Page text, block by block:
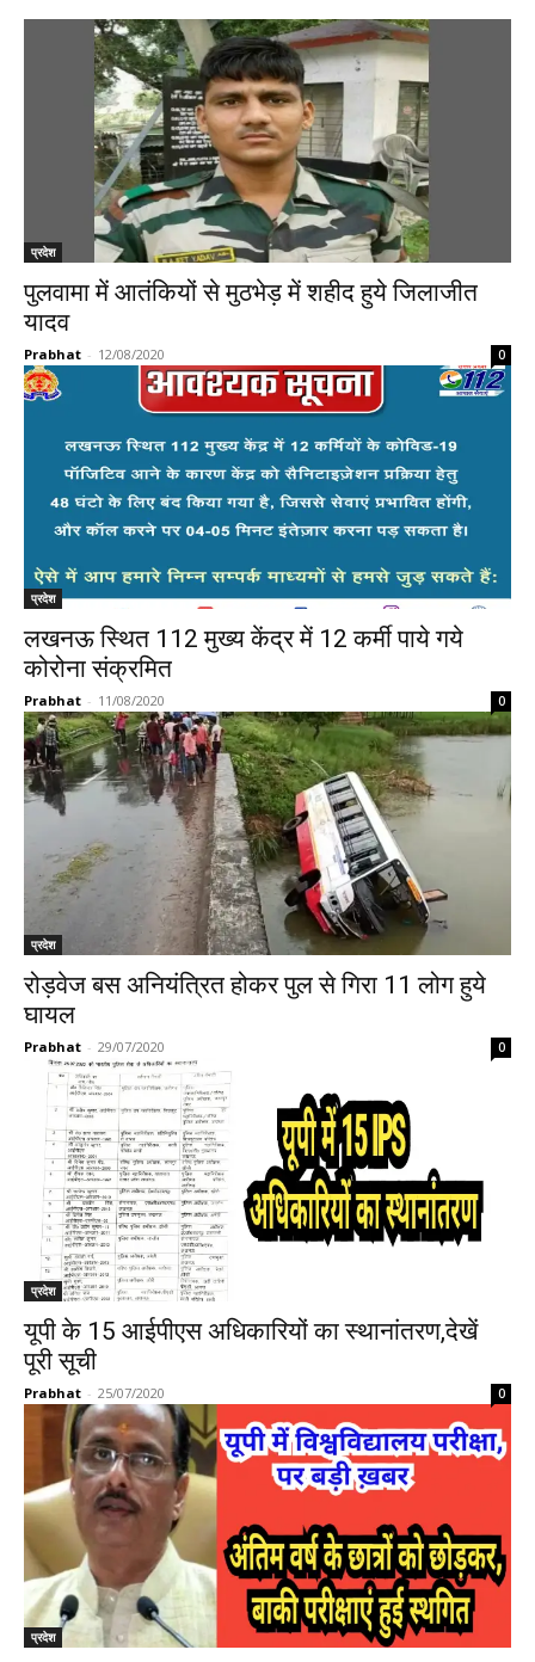
प्रदेश
पुलवामा में आतंकियों से मुठभेड़ में शहीद हुये जिलाजीत
यादव
Prabhat - 12/08/2020 0
प्रदेश
लखनऊ स्थित 112 मुख्य केंद्र में 12 कर्मी पाये गये
कोरोना संक्रमित
Prabhat - 11/08/2020 0
प्रदेश
रोड़वेज बस अनियंत्रित होकर पुल से गिरा 11 लोग हुये
घायल
Prabhat - 29/07/2020 0
प्रदेश
यूपी के 15 आईपीएस अधिकारियों का स्थानांतरण,देखें
पूरी सूची
Prabhat - 25/07/2020 0
प्रदेश